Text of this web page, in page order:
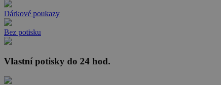
Dárkové poukazy
Bez potisku
Vlastní potisky do 24 hod.